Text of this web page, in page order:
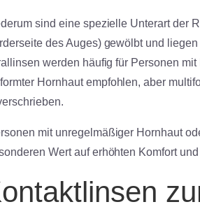
sind eine spezielle Unterart der
des Auges) gewölbt und
werden häufig für Personen
Hornhaut empfohlen, aber
mit unregelmäßiger Hornhaut
Wert auf erhöhten Komfort